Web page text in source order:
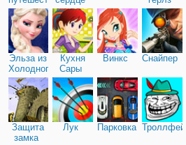
Эльза из
Холодного
сердца
Кухня
Сары
Винкс Снайпер
Защита
замка
Лук Парковка Троллфейс